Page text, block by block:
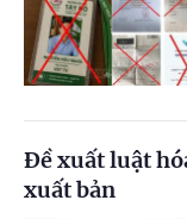
Đề xuất luật
xuất bản